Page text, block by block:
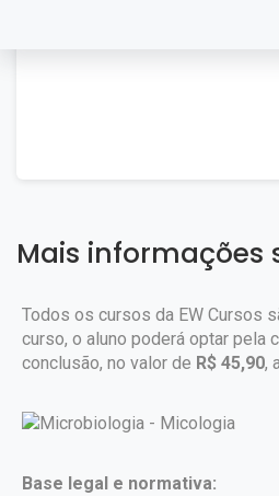
Mais informações
Todos os cursos da EW Cursos
curso, o aluno poderá optar pela
conclusão, no valor de R$ 45,90,
Base legal e normativa: